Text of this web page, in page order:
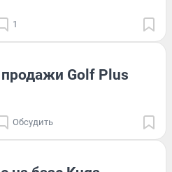
1
Golf Plus
Обсудить